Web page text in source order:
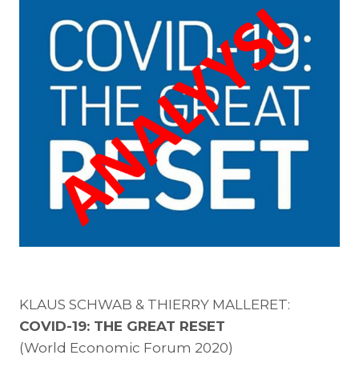
KLAUS SCHWAB & THIERRY MALLERET:
COVID-19: THE GREAT RESET
(World Economic Forum 2020)